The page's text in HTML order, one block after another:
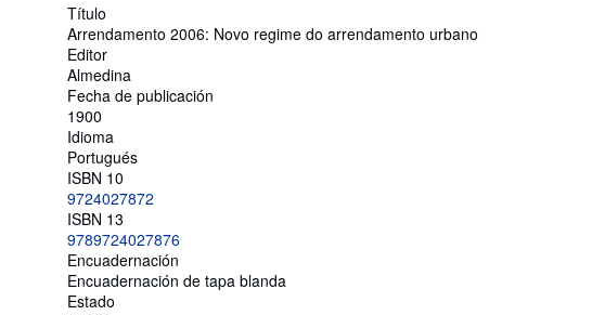
Título
Arrendamento 2006: Novo regime do arrendamento urbano
Editor
Almedina
Fecha de publicación
1900
Idioma
Portugués
ISBN 10
9724027872
ISBN 13
9789724027876
Encuadernación
Encuadernación de tapa blanda
Estado